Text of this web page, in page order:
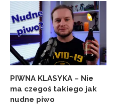
PIWNA KLASYKA – Nie
ma czegoś takiego jak
nudne piwo